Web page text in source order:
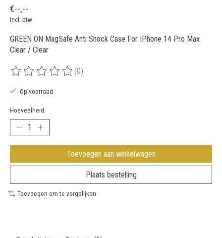
€--,--
Incl. btw
GREEN ON MagSafe Anti Shock Case For IPhone 14 Pro Max
Clear / Clear
De beoordeling van dit product is
(0)
Op voorraad
Hoeveelheid:
Toevoegen aan winkelwagen
Plaats bestelling
Toevoegen om te vergelijken